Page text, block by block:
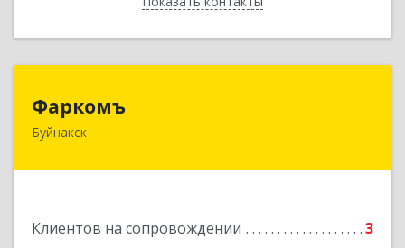
Фаркомъ
Буйнакск
Клиентов на сопровождении 3